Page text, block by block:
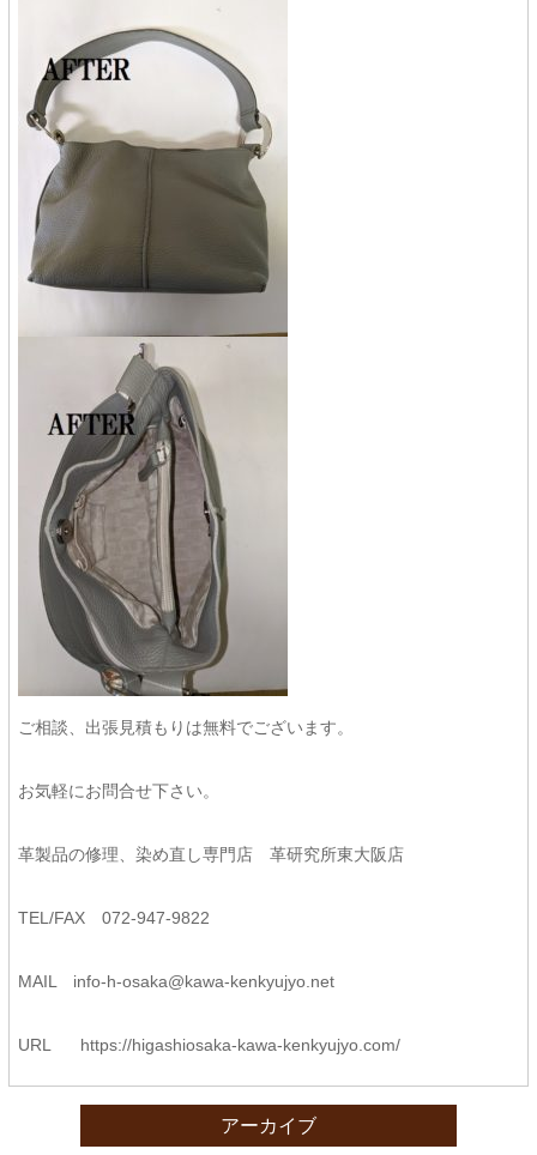
ご相談、出張見積もりは無料でございます。
お気軽にお問合せ下さい。
革製品の修理、染め直し専門店 革研究所東大阪店
TEL/FAX 072-947-9822
MAIL info-h-osaka@kawa-kenkyujyo.net
URL https://higashiosaka-kawa-kenkyujyo.com/
アーカイブ